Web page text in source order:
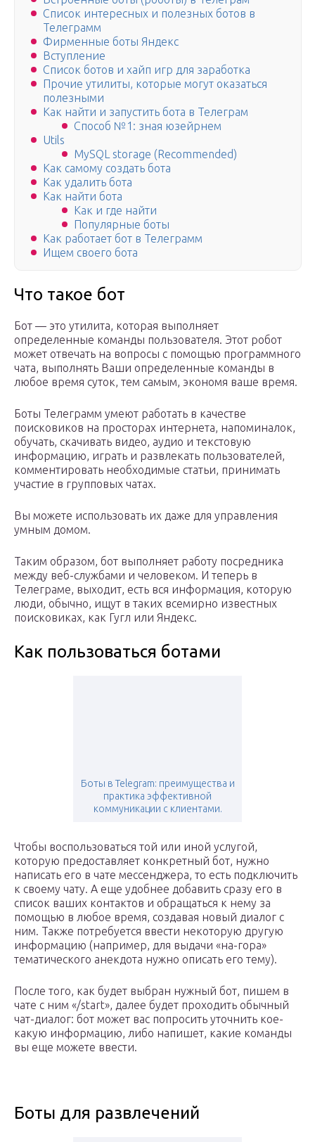
Список интересных и полезных ботов в
Телеграмм
Фирменные боты Яндекс
Вступление
Список ботов и хайп игр для заработка
Прочие утилиты, которые могут оказаться
полезными
Как найти и запустить бота в Телеграм
Способ №1: зная юзейрнем
Utils
MySQL storage (Recommended)
Как самому создать бота
Как удалить бота
Как найти бота
Как и где найти
Популярные боты
Как работает бот в Телеграмм
Ищем своего бота
Что такое бот
Бот — это утилита, которая выполняет
определенные команды пользователя. Этот робот
может отвечать на вопросы с помощью программного
чата, выполнять Ваши определенные команды в
любое время суток, тем самым, экономя ваше время.
Боты Телеграмм умеют работать в качестве
поисковиков на просторах интернета, напоминалок,
обучать, скачивать видео, аудио и текстовую
информацию, играть и развлекать пользователей,
комментировать необходимые статьи, принимать
участие в групповых чатах.
Вы можете использовать их даже для управления
умным домом.
Таким образом, бот выполняет работу посредника
между веб-службами и человеком. И теперь в
Телеграме, выходит, есть вся информация, которую
люди, обычно, ищут в таких всемирно известных
поисковиках, как Гугл или Яндекс.
Как пользоваться ботами
Боты в Telegram: преимущества и
практика эффективной
коммуникации с клиентами.
Чтобы воспользоваться той или иной услугой,
которую предоставляет конкретный бот, нужно
написать его в чате мессенджера, то есть подключить
к своему чату. А еще удобнее добавить сразу его в
список ваших контактов и обращаться к нему за
помощью в любое время, создавая новый диалог с
ним. Также потребуется ввести некоторую другую
информацию (например, для выдачи «на-гора»
тематического анекдота нужно описать его тему).
После того, как будет выбран нужный бот, пишем в
чате с ним «/start», далее будет проходить обычный
чат-диалог: бот может вас попросить уточнить кое-
какую информацию, либо напишет, какие команды
вы еще можете ввести.
Боты для развлечений